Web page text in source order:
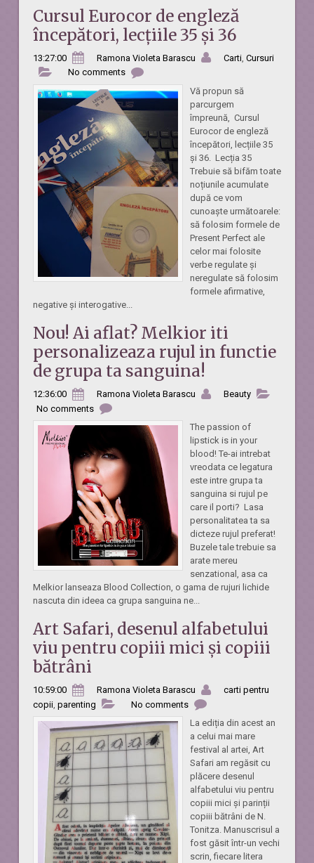
Cursul Eurocor de engleză
începători, lecțiile 35 și 36
13:27:00 Ramona Violeta Barascu Carti, Cursuri
No comments
Vă propun să
parcurgem
împreună, Cursul
Eurocor de engleză
începători, lecțiile 35
și 36. Lecția 35
Trebuie să bifăm toate
noțiunile acumulate
după ce vom
cunoaște următoarele:
să folosim formele de
Present Perfect ale
celor mai folosite
verbe regulate și
neregulate să folosim
formele afirmative,
negative și interogative...
Nou! Ai aflat? Melkior iti
personalizeaza rujul in functie
de grupa ta sanguina!
12:36:00 Ramona Violeta Barascu
Beauty
No comments
The passion of
lipstick is in your
blood! Te-ai intrebat
vreodata ce legatura
este intre grupa ta
sanguina si rujul pe
care il porti? Lasa
personalitatea ta sa
dicteze rujul preferat!
Buzele tale trebuie sa
arate mereu
senzational, asa ca
Melkior lanseaza Blood Collection, o gama de rujuri lichide
nascuta din ideea ca grupa sanguina ne...
Art Safari, desenul alfabetului
viu pentru copiii mici și copiii
bătrâni
10:59:00 Ramona Violeta Barascu
carti pentru
copii, parenting
No comments
La ediția din acest an
a celui mai mare
festival al artei, Art
Safari am regăsit cu
plăcere desenul
alfabetului viu pentru
copiii mici și parinții
copiii bătrâni de N.
Tonitza. Manuscrisul a
fost găsit într-un vechi
scrin, fiecare litera